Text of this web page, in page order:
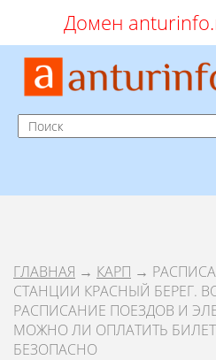
Домен
ГЛАВНАЯ → КАРП →
СТАНЦИИ КРАСНЫЙ БЕРЕГ.
РАСПИСАНИЕ ПОЕЗДОВ И
МОЖНО ЛИ ОПЛАТИТЬ БИЛЕТ
БЕЗОПАСНО